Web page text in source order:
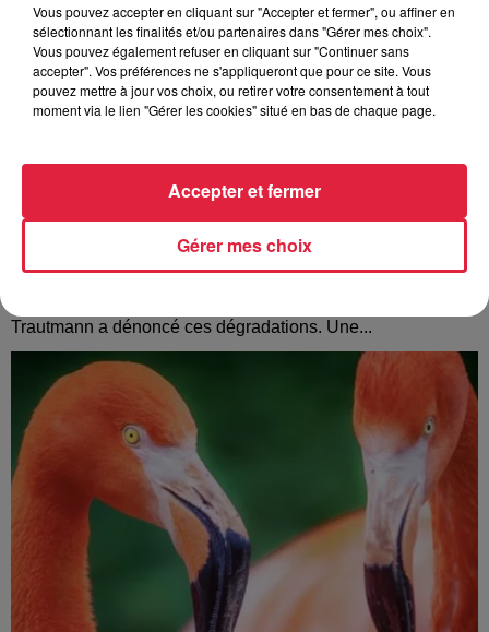
Tags antisémites à Strasbourg : Catherine
Trautmann réagit
Des inscriptions à caractère antisémite ont été découvertes
Trautmann a dénoncé ces dégradations. Une...
Vous pouvez accepter en cliquant sur "Accepter et fermer", ou affiner en
sélectionnant les finalités et/ou partenaires dans "Gérer mes choix".
Vous pouvez également refuser en cliquant sur "Continuer sans
accepter". Vos préférences ne s'appliqueront que pour ce site. Vous
pouvez mettre à jour vos choix, ou retirer votre consentement à tout
moment via le lien "Gérer les cookies" situé en bas de chaque page.
Gérer mes choix
Accepter et fermer